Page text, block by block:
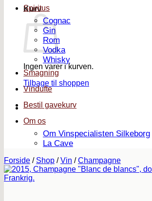
Kurv
Ingen varer i kurven.
Tilbage til shoppen
Spiritus
Cognac
Gin
Rom
Vodka
Whisky
Smagning
Vindufte
Bestil gavekurv
Om os
Om Vinspecialisten Silkeborg
La Cave
Forside / Shop / Vin / Champagne